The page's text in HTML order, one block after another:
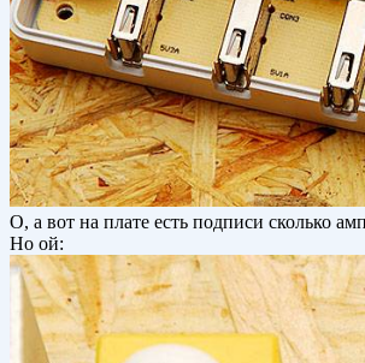
О, а вот на плате есть подписи сколько
Но ой: